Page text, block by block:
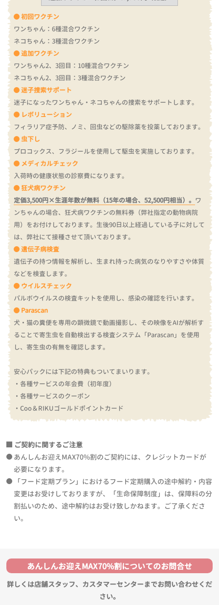
初回ワクチン
ワンちゃん：6種混合ワクチン
ネコちゃん：3種混合ワクチン
追加ワクチン
ワンちゃん2、3回目：10種混合ワクチン
ネコちゃん2、3回目：3種混合ワクチン
迷子捜索サポート
迷子になったワンちゃん・ネコちゃんの捜索をサポートします。
レボリューション
フィラリア症予防、ノミ、回虫などの駆除薬を投薬しております。
虫下し
プロコックス、フラジールを使用して駆虫を実施しております。
メディカルチェック
入荷時の健康状態の診察費になります。
狂犬病ワクチン
定価3,500円×生涯年数が無料（15年の場合、52,500円相当）。 ワ
ンちゃんの場合、狂犬病ワクチンの無料券（弊社指定の動物病院
用）をお付けしております。 生後90日以上経過している子に対して
は、弊社にて接種させて頂いております。
遺伝子病検査
遺伝子の持つ情報を解析し、生まれ持った病気のなりやすさや体質
などを検査します。
ウイルスチェック
パルボウイルスの検査キットを使用し、感染の確認を行います。
Parascan
犬・猫の糞便を専用の顕微鏡で動画撮影し、その映像をAIが解析す
ることで寄生虫を自動検出する検査システム「Parascan」を使用
し、寄生虫の有無を確認します。
安心パックには下記の特典もついてまいります。
・各種サービスの年会費（初年度）
・各種サービスのクーポン
・Coo＆RIKUゴールドポイントカード
ご契約に関するご注意
あんしんお迎えMAX70%割のご契約には、クレジットカードが
必要になります。
「フード定期プラン」におけるフード定期購入の途中解約・内容
変更はお受けしておりますが、「生命保障制度」は、保障料の分
割払いのため、途中解約はお受け致しかねます。ご了承くださ
い。
あんしんお迎えMAX70%割についてのお問合せ
詳しくは店舗スタッフ、カスタマーセンターまでお問い合わせくだ
さい。